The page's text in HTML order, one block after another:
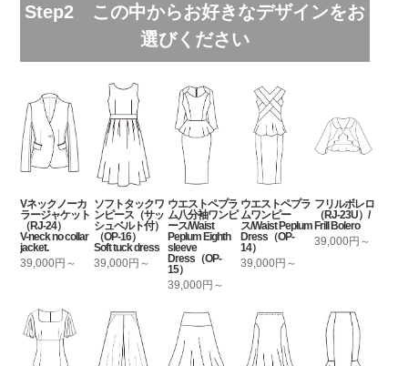
Step2 この中からお好きなデザインをお
選びください
Vネックノーカ
ラージャケット
（RJ-24）
V-neck no collar
jacket.
39,000円～
ソフトタックワ
ンピース（サッ
シュベルト付）
（OP-16）
Soft tuck dress
39,000円～
ウエストペプラ
ム八分袖ワンピ
ース/Waist
Peplum Eighth
sleeve
Dress（OP-
15）
39,000円～
ウエストペプラ
ムワンピー
ス/Waist Peplum
Dress（OP-
14）
39,000円～
フリルボレロ
（RJ-23U）/
Frill Bolero
39,000円～